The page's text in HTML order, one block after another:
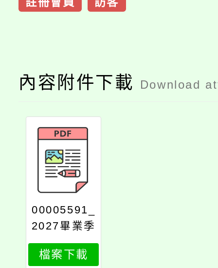
內容附件下載 Download
00005591_
2027畢業季
簡章v1
檔案下載